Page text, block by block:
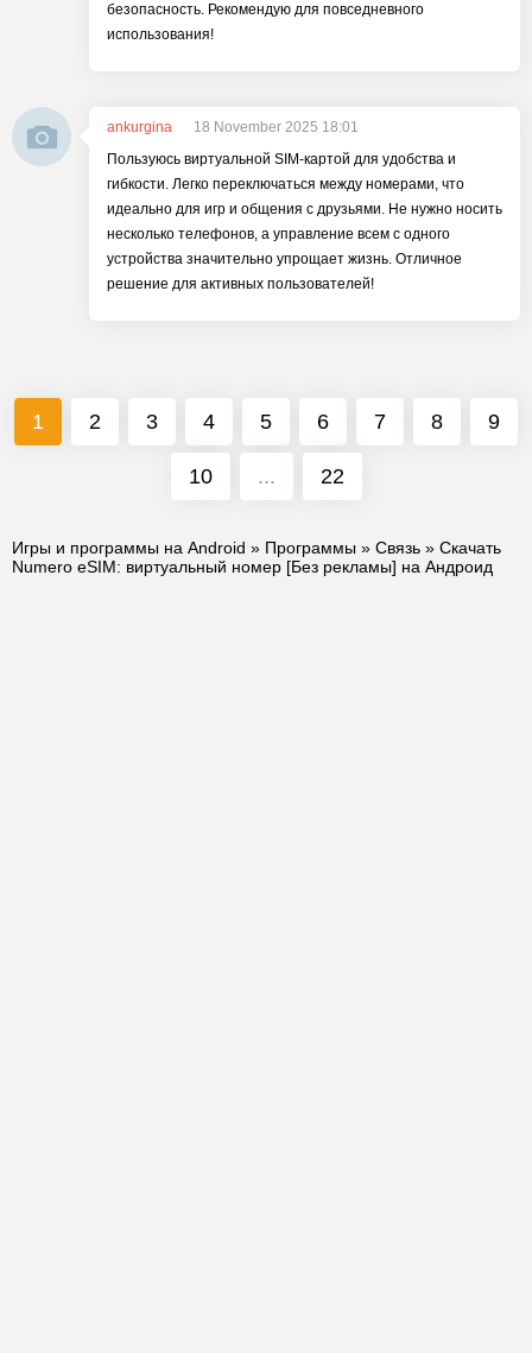
безопасность. Рекомендую для повседневного
использования!
ankurgina
18 November 2025 18:01
Пользуюсь виртуальной SIM-картой для удобства и
гибкости. Легко переключаться между номерами, что
идеально для игр и общения с друзьями. Не нужно носить
несколько телефонов, а управление всем с одного
устройства значительно упрощает жизнь. Отличное
решение для активных пользователей!
1 2 3 4 5 6 7 8 9
10 ... 22
Игры и программы на Android » Программы » Связь » Скачать
Numero eSIM: виртуальный номер [Без рекламы] на Андроид